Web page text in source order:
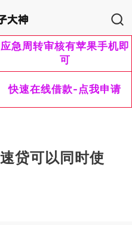
应急周转审核有苹果手机即
可
快速在线借款-点我申请
贷可以同时使